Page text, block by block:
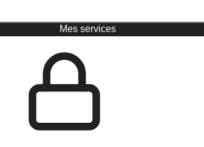
Mes services